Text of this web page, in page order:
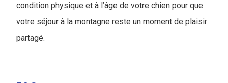
condition physique et à l’âge de votre chien pour que
votre séjour à la montagne reste un moment de plaisir
partagé.